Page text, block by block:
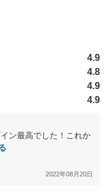
4.9
4.8
4.9
4.9
ン最高でした！これか
2022年08月20日